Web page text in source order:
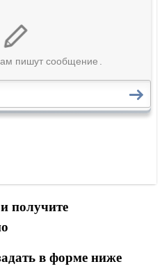
получите
в форме ниже